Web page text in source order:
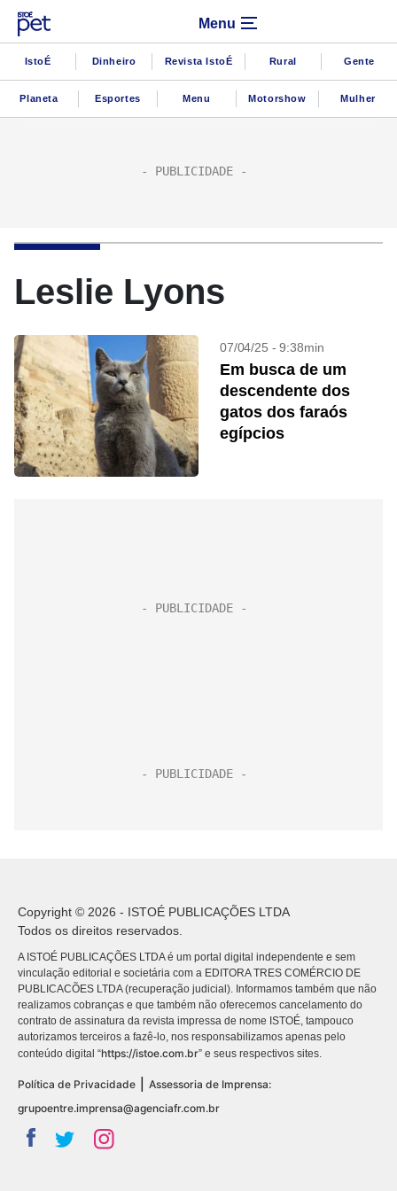
Menu
IstoÉ Dinheiro Revista IstoÉ Rural Gente
Planeta Esportes Menu Motorshow Mulher
Leslie Lyons
07/04/25 - 9:38min
Em busca de um
descendente dos
gatos dos faraós
egípcios
Copyright © 2026 - ISTOÉ PUBLICAÇÕES LTDA
Todos os direitos reservados.
A ISTOÉ PUBLICAÇÕES LTDA é um portal digital independente e sem
vinculação editorial e societária com a EDITORA TRES COMÉRCIO DE
PUBLICACÕES LTDA (recuperação judicial). Informamos também que não
realizamos cobranças e que também não oferecemos cancelamento do
contrato de assinatura da revista impressa de nome ISTOÉ, tampouco
autorizamos terceiros a fazê-lo, nos responsabilizamos apenas pelo
conteúdo digital “https://istoe.com.br” e seus respectivos sites.
Política de Privacidade
Assessoria de Imprensa:
grupoentre.imprensa@agenciafr.com.br